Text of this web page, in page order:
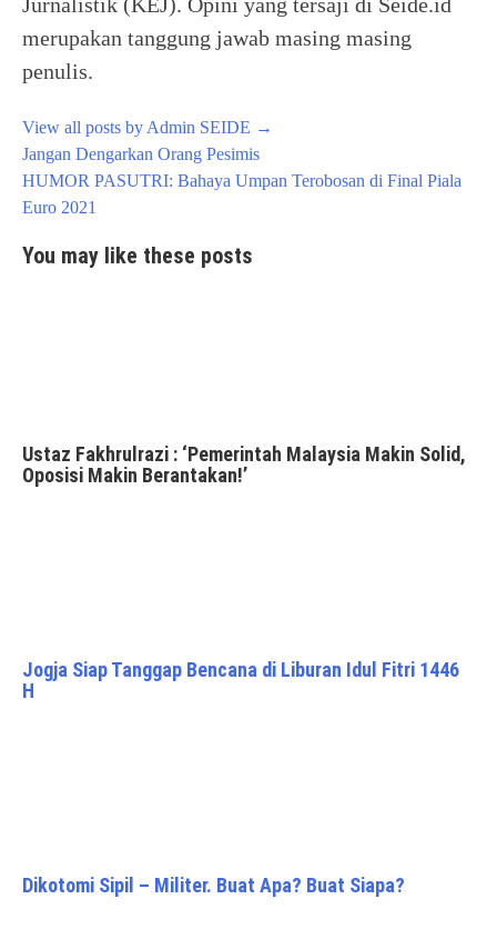
merupakan tanggung jawab masing masing
penulis.
View all posts by Admin SEIDE →
Post
navigation
Jangan Dengarkan Orang Pesimis
HUMOR PASUTRI: Bahaya Umpan Terobosan di Final Piala
Euro 2021
You may like these posts
Ustaz Fakhrulrazi : ‘Pemerintah Malaysia Makin Solid,
Oposisi Makin Berantakan!’
Jogja Siap Tanggap Bencana di Liburan Idul Fitri 1446
H
Dikotomi Sipil – Militer. Buat Apa? Buat Siapa?